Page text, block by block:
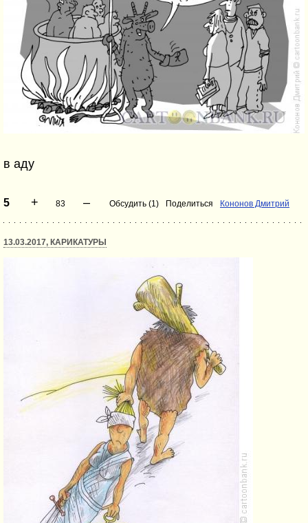
в аду
5 + 83 – Обсудить (1) Поделиться Кононов Дмитрий
13.03.2017, КАРИКАТУРЫ